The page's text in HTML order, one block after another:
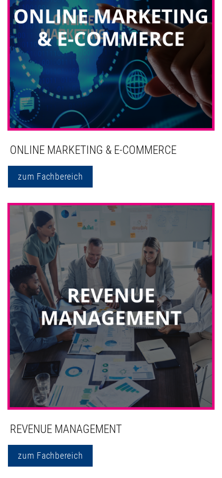
ONLINE MARKETING & E-COMMERCE
zum Fachbereich
REVENUE MANAGEMENT
zum Fachbereich